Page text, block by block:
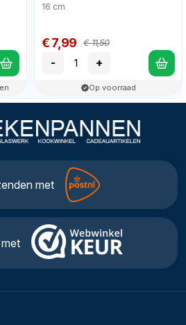
16 cm
€ 7,99 € 11,50
- +
Op voorraad
met